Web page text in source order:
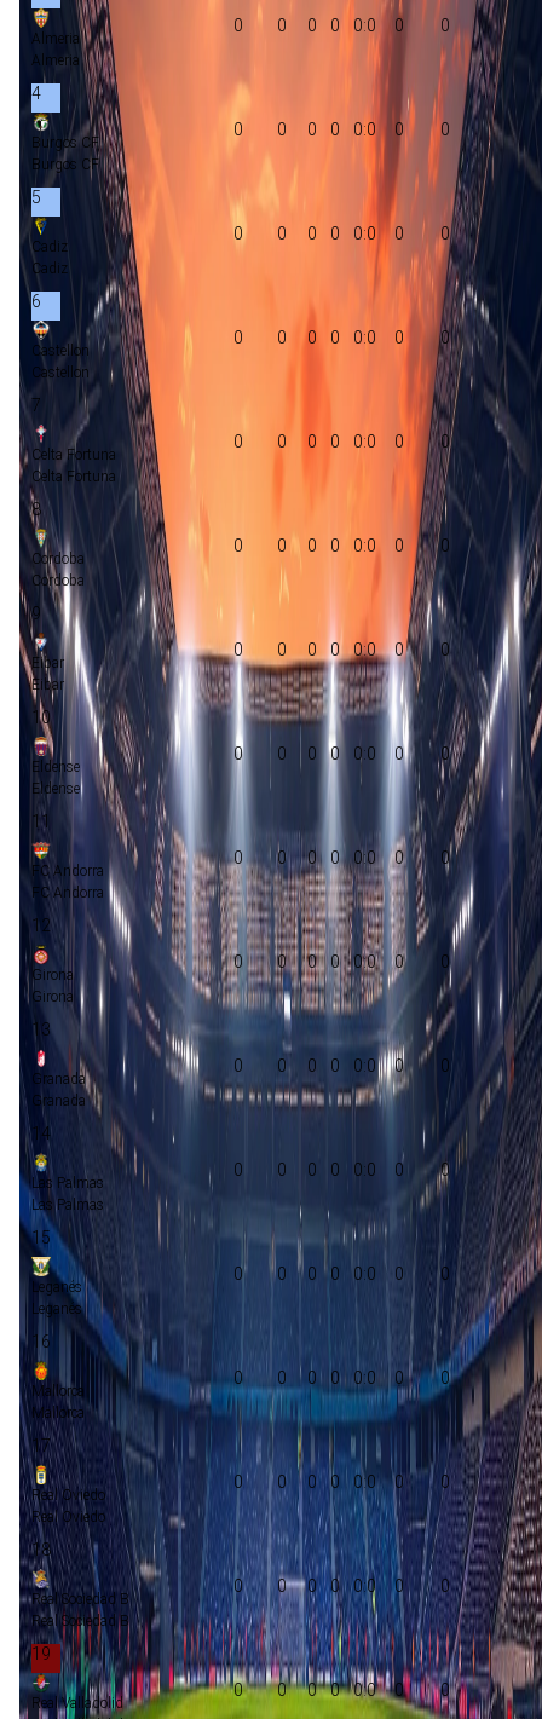
Almeria
Almeria
0 0 0 0 0:0 0 0
4
Burgos CF
Burgos CF
0 0 0 0 0:0 0 0
5
Cadiz
Cadiz
0 0 0 0 0:0 0 0
6
Castellon
Castellon
0 0 0 0 0:0 0 0
7
Celta Fortuna
Celta Fortuna
0 0 0 0 0:0 0 0
8
Cordoba
Cordoba
0 0 0 0 0:0 0 0
9
Eibar
Eibar
0 0 0 0 0:0 0 0
10
Eldense
Eldense
0 0 0 0 0:0 0 0
11
FC Andorra
FC Andorra
0 0 0 0 0:0 0 0
12
Girona
Girona
0 0 0 0 0:0 0 0
13
Granada
Granada
0 0 0 0 0:0 0 0
14
Las Palmas
Las Palmas
0 0 0 0 0:0 0 0
15
Leganés
Leganés
0 0 0 0 0:0 0 0
16
Mallorca
Mallorca
0 0 0 0 0:0 0 0
17
Real Oviedo
Real Oviedo
0 0 0 0 0:0 0 0
18
Real Sociedad B
Real Sociedad B
0 0 0 0 0:0 0 0
19
Real Valladolid
0 0 0 0 0:0 0 0